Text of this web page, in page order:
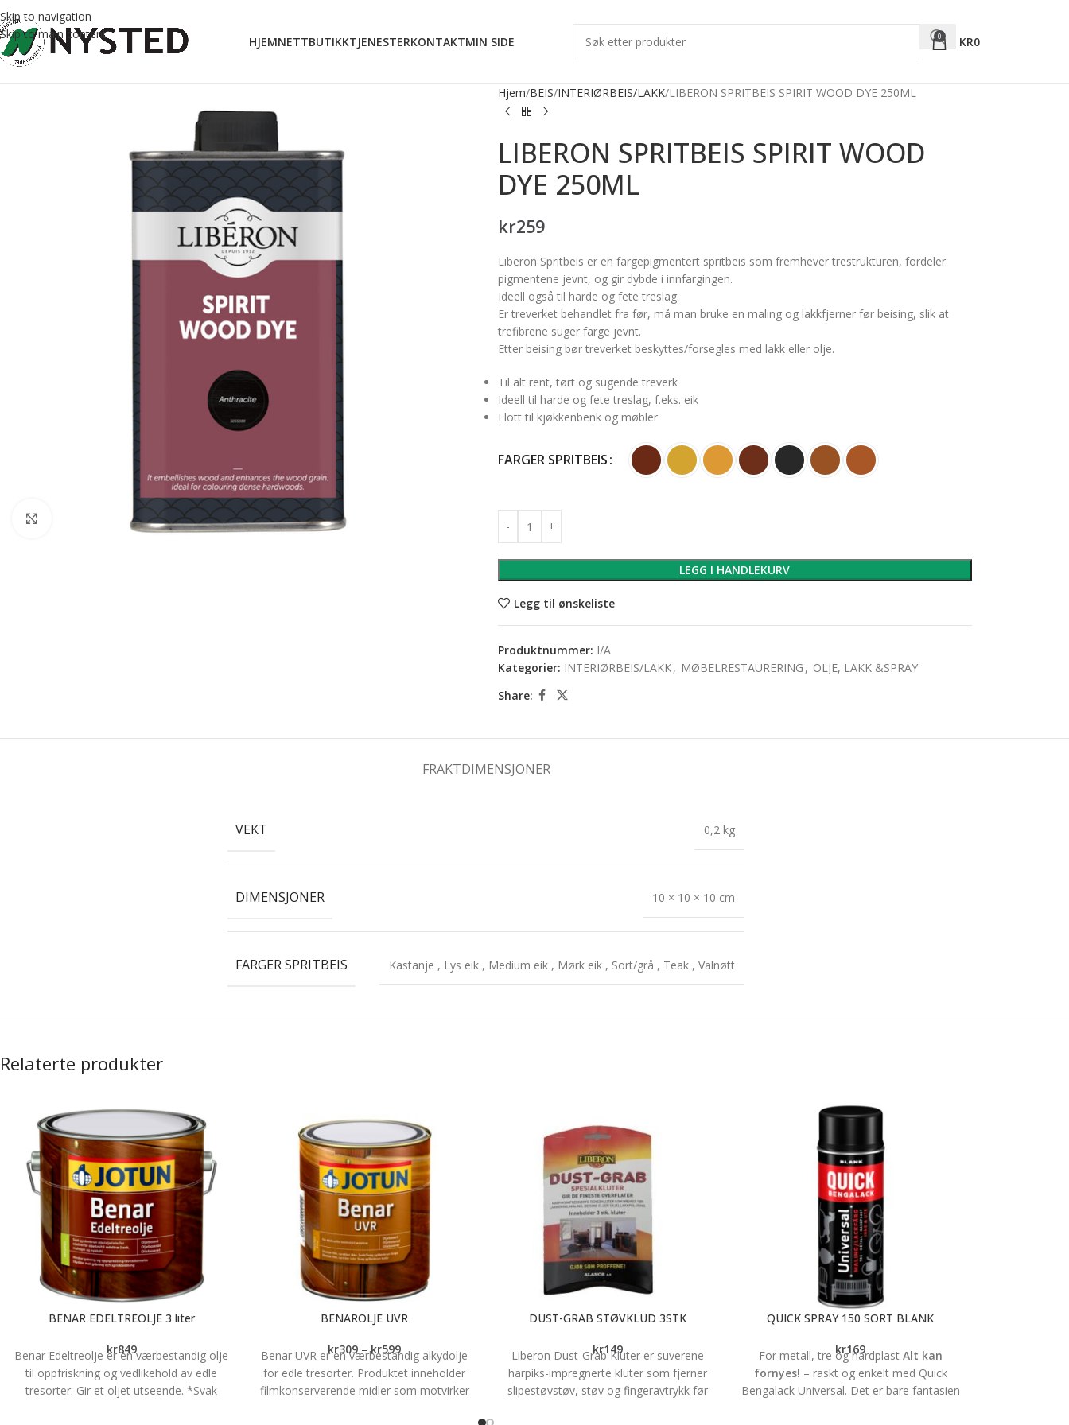
Skip to navigation
Skip to main content
HJEMNETTBUTIKKTJENESTERKONTAKTMIN SIDE 0 KR0
Hjem BEIS INTERIØRBEIS/LAKK LIBERON SPRITBEIS SPIRIT WOOD DYE 250ML
LIBERON SPRITBEIS SPIRIT WOOD
DYE 250ML
kr259
Liberon Spritbeis er en fargepigmentert spritbeis som fremhever trestrukturen, fordeler
pigmentene jevnt, og gir dybde i innfargingen.
Ideell også til harde og fete treslag.
Er treverket behandlet fra før, må man bruke en maling og lakkfjerner før beising, slik at
trefibrene suger farge jevnt.
Etter beising bør treverket beskyttes/forsegles med lakk eller olje.
Til alt rent, tørt og sugende treverk
Ideell til harde og fete treslag, f.eks. eik
Flott til kjøkkenbenk og møbler
FARGER SPRITBEIS
LEGG I HANDLEKURV
Legg til ønskeliste
Produktnummer: I/A
Kategorier: INTERIØRBEIS/LAKK, MØBELRESTAURERING , OLJE, LAKK &SPRAY
Share:
FRAKTDIMENSJONER
VEKT 0,2 kg
DIMENSJONER 10 × 10 × 10 cm
FARGER SPRITBEIS Kastanje , Lys eik , Medium eik , Mørk eik , Sort/grå , Teak , Valnøtt
Relaterte produkter
BENAR EDELTREOLJE 3 liter
kr849
Benar Edeltreolje er en værbestandig olje
til oppfriskning og vedlikehold av edle
tresorter. Gir et oljet utseende. *Svak
BENAROLJE UVR
kr309 – kr599
Benar UVR er en værbestandig alkydolje
for edle tresorter. Produktet inneholder
filmkonserverende midler som motvirker
DUST-GRAB STØVKLUD 3STK
kr149
Liberon Dust-Grab Kluter er suverene
harpiks-impregnerte kluter som fjerner
slipestøvstøv, støv og fingeravtrykk før
QUICK SPRAY 150 SORT BLANK
kr169
For metall, tre og hardplast Alt kan
fornyes! – raskt og enkelt med Quick
Bengalack Universal. Det er bare fantasien